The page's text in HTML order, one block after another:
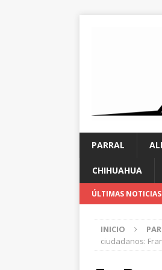
PARRAL
CHIHUAHUA
ÚLTIMAS NOTICIAS
INICIO
ciudadanos: